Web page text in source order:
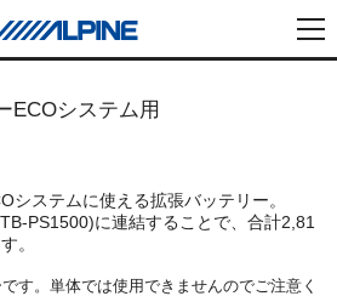
ECOシステム用
システムに使える拡張バッテリー。
PS1500)に連結することで、合計2,81
。
す。単体では使用できませんのでご注意く